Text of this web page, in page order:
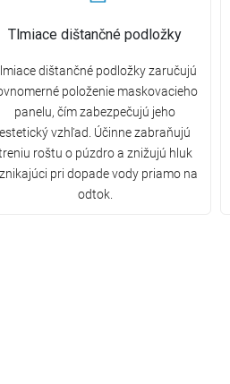
Tlmiace dištančné podložky
dištančné podložky zaručujú
položenie maskovacieho
panelu, čím zabezpečujú jeho
estetický vzhľad. Účinne zabraňujú
roštu o púzdro a znižujú hluk
pri dopade vody priamo na
odtok.